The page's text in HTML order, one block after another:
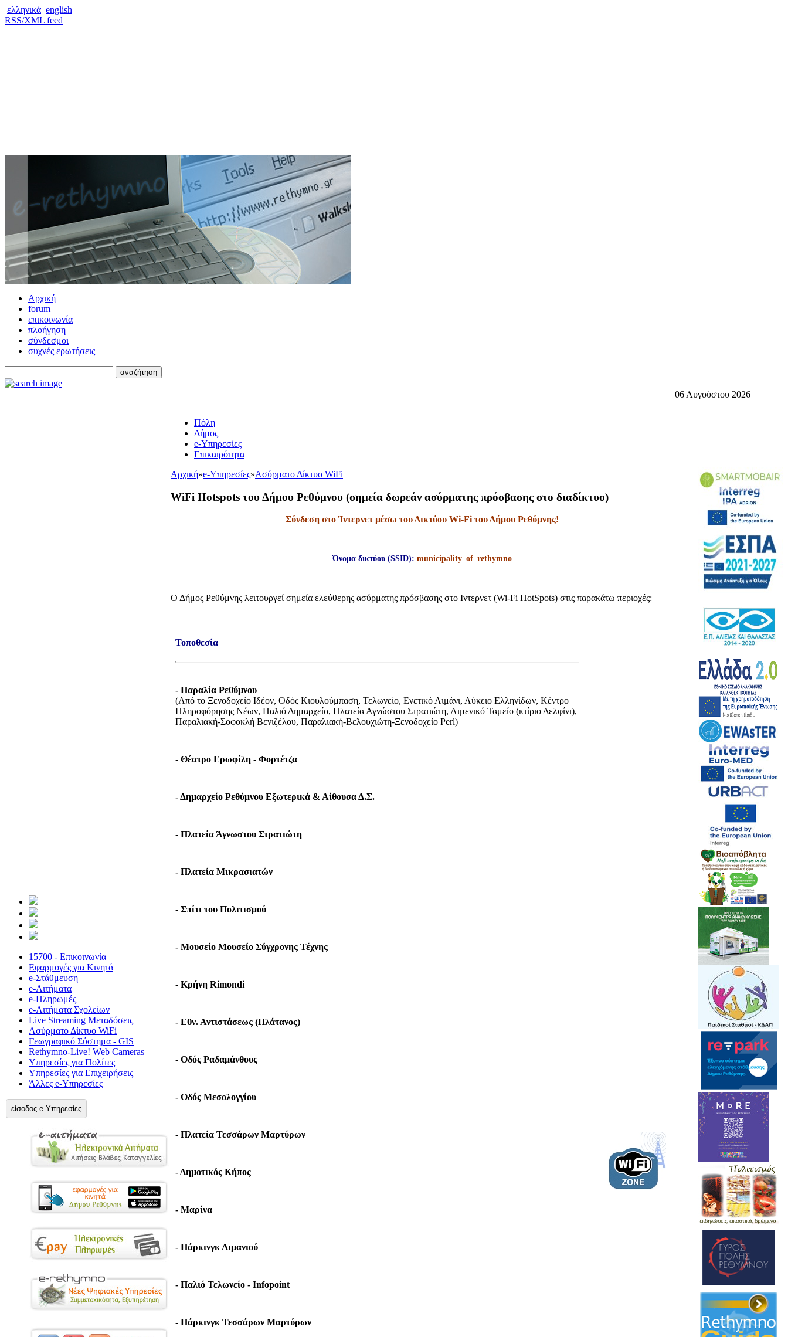
ελληνικά english
RSS/XML feed
Αρχική
forum
επικοινωνία
πλοήγηση
σύνδεσμοι
συχνές ερωτήσεις
15700 - Επικοινωνία
Εφαρμογές για Κινητά
e-Στάθμευση
e-Αιτήματα
e-Πληρωμές
e-Αιτήματα Σχολείων
Live Streaming Μεταδόσεις
Ασύρματο Δίκτυο WiFi
Γεωγραφικό Σύστημα - GIS
Rethymno-Live! Web Cameras
Υπηρεσίες για Πολίτες
Υπηρεσίες για Επιχειρήσεις
Άλλες e-Υπηρεσίες
είσοδος e-Υπηρεσίες
Πόλη
Δήμος
e-Υπηρεσίες
Επικαιρότητα
Αρχική»e-Υπηρεσίες»Ασύρματο Δίκτυο WiFi
WiFi Hotspots του Δήμου Ρεθύμνου (σημεία δωρεάν ασύρματης πρόσβασης στο διαδίκτυο)
Σύνδεση στο Ίντερνετ μέσω του Δικτύου Wi-Fi του Δήμου Ρεθύμνης!
Όνομα δικτύου (SSID): municipality_of_rethymno
Ο Δήμος Ρεθύμνης λειτουργεί σημεία ελεύθερης ασύρματης πρόσβασης στο Ιντερνετ (Wi-Fi HotSpots) στις παρακάτω περιοχές:
Τοποθεσία
- Παραλία Ρεθύμνου
(Από το Ξενοδοχείο Ιδέον, Οδός Κιουλούμπαση, Τελωνείο, Ενετικό Λιμάνι, Λύκειο Ελληνίδων, Κέντρο
Πληροφόρησης Νέων, Παλιό Δημαρχείο, Πλατεία Αγνώστου Στρατιώτη, Λιμενικό Ταμείο (κτίριο Δελφίνι),
Παραλιακή-Σοφοκλή Βενιζέλου, Παραλιακή-Βελουχιώτη-Ξενοδοχείο Perl)
- Θέατρο Ερωφίλη - Φορτέτζα
- Δημαρχείο Ρεθύμνου Εξωτερικά & Αίθουσα Δ.Σ.
- Πλατεία Άγνωστου Στρατιώτη
- Πλατεία Μικρασιατών
- Σπίτι του Πολιτισμού
- Μουσείο Μουσείο Σύγχρονης Τέχνης
- Kρήνη Rimondi
- Εθν. Αντιστάσεως (Πλάτανος)
- Οδός Ραδαμάνθους
- Οδός Μεσολογγίου
- Πλατεία Τεσσάρων Μαρτύρων
- Δημοτικός Κήπος
- Μαρίνα
- Πάρκινγκ Λιμανιού
- Παλιό Τελωνείο - Infopoint
- Πάρκινγκ Τεσσάρων Μαρτύρων
06 Αυγούστου 2026